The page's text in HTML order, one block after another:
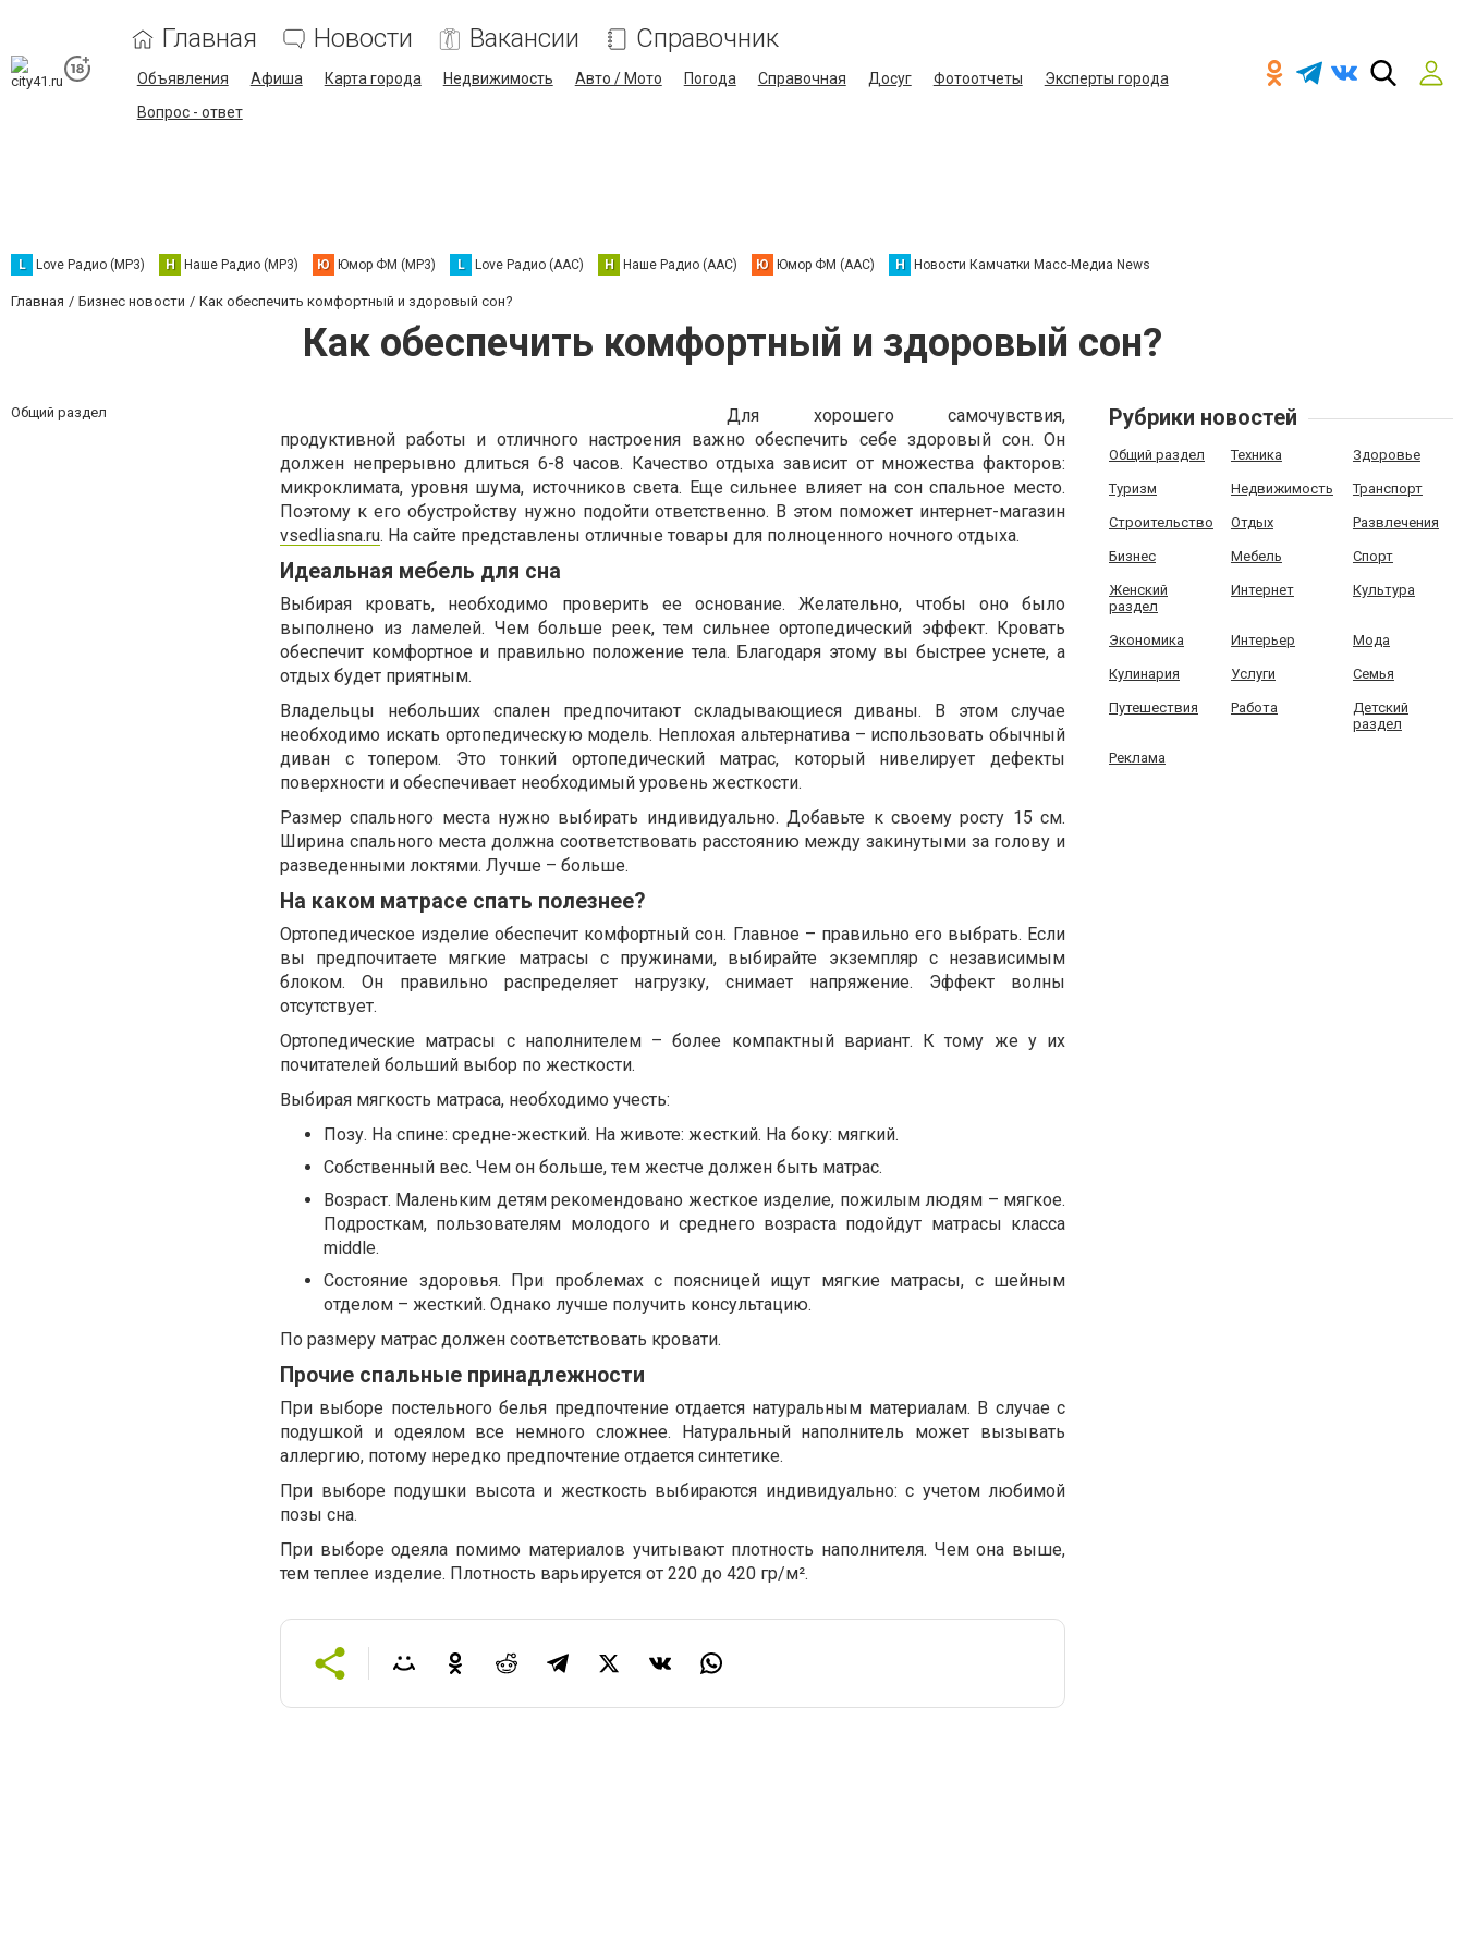
Главная Новости Вакансии Справочник
Объявления Афиша Карта города Недвижимость Авто / Мото Погода Справочная Досуг Фотоотчеты
Эксперты города
Вопрос - ответ
L Love Радио (MP3) Н Наше Радио (MP3) Ю Юмор ФМ (MP3) L Love Радио (AAC) Н Наше Радио (AAC) Ю Юмор ФМ (AAC) Н Новости Камчатки Масс-Медиа News
Главная Бизнес новости Как обеспечить комфортный и здоровый сон?
Как обеспечить комфортный и здоровый сон?
Общий раздел
Для хорошего самочувствия,
продуктивной работы и отличного настроения важно обеспечить себе здоровый сон. Он
должен непрерывно длиться 6-8 часов. Качество отдыха зависит от множества факторов:
микроклимата, уровня шума, источников света. Еще сильнее влияет на сон спальное место.
Поэтому к его обустройству нужно подойти ответственно. В этом поможет интернет-магазин
vsedliasna.ru. На сайте представлены отличные товары для полноценного ночного отдыха.
Идеальная мебель для сна
Выбирая кровать, необходимо проверить ее основание. Желательно, чтобы оно было
выполнено из ламелей. Чем больше реек, тем сильнее ортопедический эффект. Кровать
обеспечит комфортное и правильно положение тела. Благодаря этому вы быстрее уснете, а
отдых будет приятным.
Владельцы небольших спален предпочитают складывающиеся диваны. В этом случае
необходимо искать ортопедическую модель. Неплохая альтернатива – использовать обычный
диван с топером. Это тонкий ортопедический матрас, который нивелирует дефекты
поверхности и обеспечивает необходимый уровень жесткости.
Размер спального места нужно выбирать индивидуально. Добавьте к своему росту 15 см.
Ширина спального места должна соответствовать расстоянию между закинутыми за голову и
разведенными локтями. Лучше – больше.
На каком матрасе спать полезнее?
Ортопедическое изделие обеспечит комфортный сон. Главное – правильно его выбрать. Если
вы предпочитаете мягкие матрасы с пружинами, выбирайте экземпляр с независимым
блоком. Он правильно распределяет нагрузку, снимает напряжение. Эффект волны
отсутствует.
Ортопедические матрасы с наполнителем – более компактный вариант. К тому же у их
почитателей больший выбор по жесткости.
Выбирая мягкость матраса, необходимо учесть:
Позу. На спине: средне-жесткий. На животе: жесткий. На боку: мягкий.
Собственный вес. Чем он больше, тем жестче должен быть матрас.
Возраст. Маленьким детям рекомендовано жесткое изделие, пожилым людям – мягкое.
Подросткам, пользователям молодого и среднего возраста подойдут матрасы класса
middle.
Состояние здоровья. При проблемах с поясницей ищут мягкие матрасы, с шейным
отделом – жесткий. Однако лучше получить консультацию.
По размеру матрас должен соответствовать кровати.
Прочие спальные принадлежности
При выборе постельного белья предпочтение отдается натуральным материалам. В случае с
подушкой и одеялом все немного сложнее. Натуральный наполнитель может вызывать
аллергию, потому нередко предпочтение отдается синтетике.
При выборе подушки высота и жесткость выбираются индивидуально: с учетом любимой
позы сна.
При выборе одеяла помимо материалов учитывают плотность наполнителя. Чем она выше,
тем теплее изделие. Плотность варьируется от 220 до 420 гр/м².
Рубрики новостей
Общий раздел Техника Здоровье
Туризм Недвижимость Транспорт
Строительство Отдых Развлечения
Бизнес Мебель Спорт
Женский
раздел
Интернет Культура
Экономика Интерьер Мода
Кулинария Услуги Семья
Путешествия Работа
Детский
раздел
Реклама